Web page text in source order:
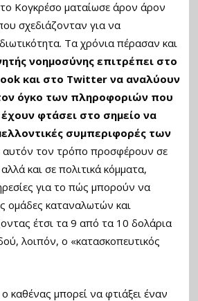
το Κογκρέσο ματαίωσε άρον άρον
σχεδιάζονταν για να
Τα χρόνια πέρασαν και
νοημοσύνης επιτρέπει στο
και στο Twitter να αναλύουν
όγκο των πληροφοριών που
φτάσει στο σημείο να
συμπεριφορές των
τον τρόπο προσφέρουν σε
αλλά και σε πολιτικά κόμματα,
για το πώς μπορούν να
ομάδες καταναλωτών και
έτσι τα 9 από τα 10 δολάρια
λοιπόν, ο «κατασκοπευτικός
καθένας μπορεί να φτιάξει έναν